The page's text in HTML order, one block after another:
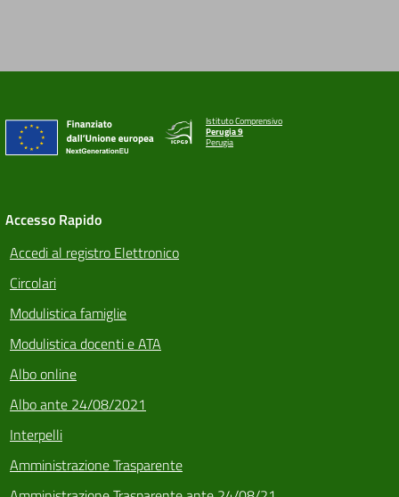
Istituto Comprensivo
Perugia 9
Perugia
Accesso Rapido
Accedi al registro Elettronico
Circolari
Modulistica famiglie
Modulistica docenti e ATA
Albo online
Albo ante 24/08/2021
Interpelli
Amministrazione Trasparente